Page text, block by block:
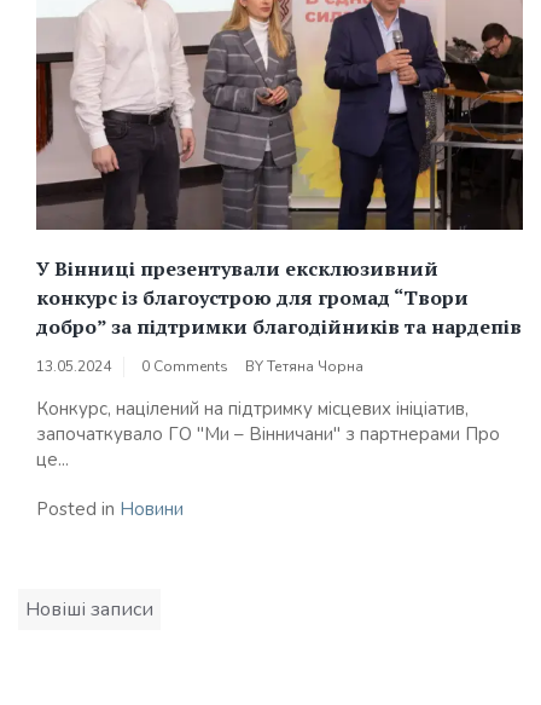
У Вінниці презентували ексклюзивний
конкурс із благоустрою для громад “Твори
добро” за підтримки благодійників та нардепів
13.05.2024 0 Comments BYТетяна Чорна
Конкурс, націлений на підтримку місцевих ініціатив,
започаткувало ГО "Ми – Вінничани" з партнерами Про
це...
Posted in Новини
Навігація
Новіші записи